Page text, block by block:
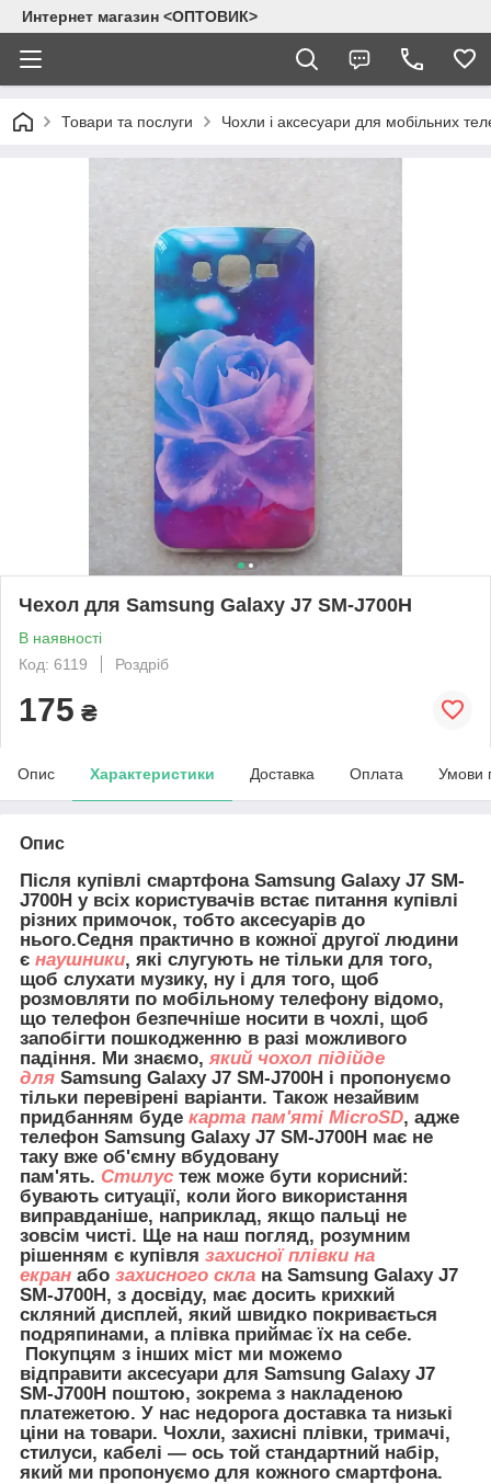
Интернет магазин <ОПТОВИК>
Товари та послуги Чохли і аксесуари для мобільних
Чехол для Samsung Galaxy J7 SM-J700H
В наявності
Код: 6119
Роздріб
175 ₴
Опис Характеристики Доставка Оплата Умови
Опис
Після купівлі смартфона Samsung Galaxy J7 SM-
J700H у всіх користувачів встає питання купівлі
різних примочок, тобто аксесуарів до
нього.Седня практично в кожної другої людини
є наушники, які слугують не тільки для того,
щоб слухати музику, ну і для того, щоб
розмовляти по мобільному телефону відомо,
що телефон безпечніше носити в чохлі, щоб
запобігти пошкодженню в разі можливого
падіння. Ми знаємо, який чохол підійде
для Samsung Galaxy J7 SM-J700H і пропонуємо
тільки перевірені варіанти. Також незайвим
придбанням буде карта пам'яті MicroSD, адже
телефон Samsung Galaxy J7 SM-J700H має не
таку вже об'ємну вбудовану
пам'ять. Стилус теж може бути корисний:
бувають ситуації, коли його використання
виправданіше, наприклад, якщо пальці не
зовсім чисті. Ще на наш погляд, розумним
рішенням є купівля захисної плівки на
екран або захисного скла на Samsung Galaxy J7
SM-J700H, з досвіду, має досить крихкий
скляний дисплей, який швидко покривається
подряпинами, а плівка приймає їх на себе.
Покупцям з інших міст ми можемо
відправити аксесуари для Samsung Galaxy J7
SM-J700H поштою, зокрема з накладеною
платежетою. У нас недорога доставка та низькі
ціни на товари. Чохли, захисні плівки, тримачі,
стилуси, кабелі — ось той стандартний набір,
який ми пропонуємо для кожного смартфона.